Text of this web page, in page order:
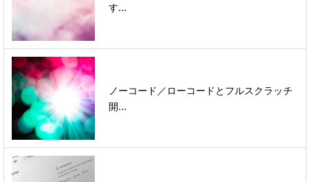
す...
ノーコード／ローコードとフルスクラッチ
開...